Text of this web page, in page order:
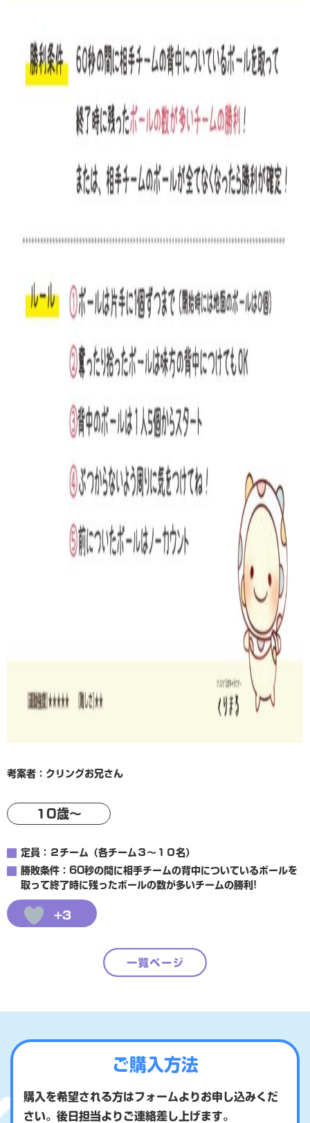
考案者：クリングお兄さん
10歳〜
定員：２チーム（各チーム３〜１０名）
勝敗条件：60秒の間に相手チームの背中についているボールを
取って終了時に残ったボールの数が多いチームの勝利!
+3
ご購入方法
購入を希望される方はフォームよりお申し込みくだ
さい。後日担当よりご連絡差し上げます。